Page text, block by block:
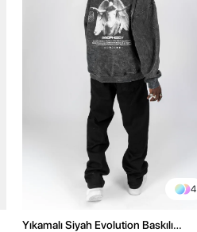
4
Yıkamalı Siyah Evolution Baskılı